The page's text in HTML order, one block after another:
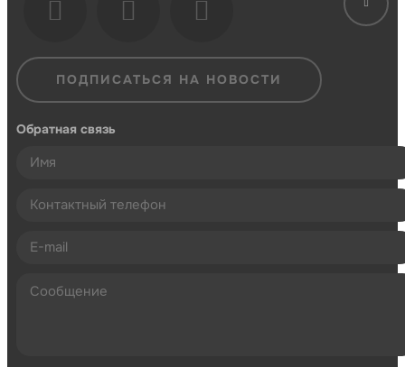
ПОДПИСАТЬСЯ НА НОВОСТИ
Обратная связь